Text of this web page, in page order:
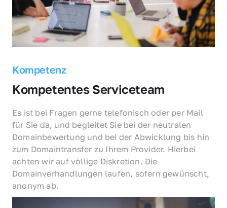
Kompetenz
Kompetentes Serviceteam
Es ist bei Fragen gerne telefonisch oder per Mail
für Sie da, und begleitet Sie bei der neutralen
Domainbewertung und bei der Abwicklung bis hin
zum Domaintransfer zu Ihrem Provider. Hierbei
achten wir auf völlige Diskretion. Die
Domainverhandlungen laufen, sofern gewünscht,
anonym ab.